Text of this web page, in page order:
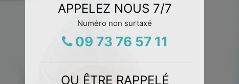
APPELEZ NOUS 7/7
Numéro non surtaxé
09 73 76 57 11
OU ÊTRE RAPPELÉ